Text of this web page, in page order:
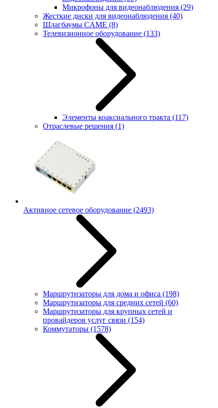
Микрофоны для видеонаблюдения (29)
Жесткие диски для видеонаблюдения (40)
Шлагбаумы CAME (8)
Телевизионное оборудование (133)
Элементы коаксиального тракта (117)
Отраслевые решения (1)
Активное сетевое оборудование (2493)
Маршрутизаторы для дома и офиса (198)
Маршрутизаторы для средних сетей (60)
Маршрутизаторы для крупных сетей и
провайдеров услуг связи (154)
Коммутаторы (1578)